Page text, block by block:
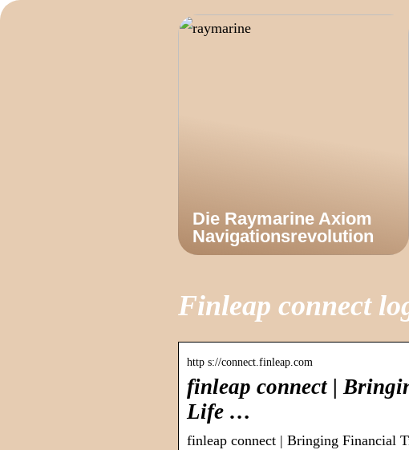
Die Raymarine Axiom
Navigationsrevolution
Finleap connect
http s://connect.finleap.com
finleap connect |
Life …
finleap connect | Bringing Financial